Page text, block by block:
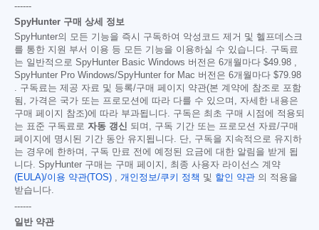
------
SpyHunter 구매 상세 정보
SpyHunter의 모든 기능을 즉시 구독하여 악성코드 제거 및 헬프데스크
를 통한 지원 부서 이용 등 모든 기능을 이용하실 수 있습니다. 구독료
는 일반적으로 SpyHunter Basic Windows 버전은 6개월마다 $49.98
SpyHunter Pro Windows/SpyHunter for Mac 버전은 6개월마다 $79.98
. 구독료는 제공 자료 및 등록/구매 페이지 약관(본 계약에 참조로 포함
됨, 가격은 국가 또는 프로모션에 따라 다를 수 있으며, 자세한 내용은
구매 페이지 참조)에 따라 부과됩니다. 구독은 최초 구매 시점에 적용되
는 표준 구독료로 자동 갱신
되며, 구독 기간 또는 프로모션 자료/구매
페이지에 명시된 기간 동안 유지됩니다. 단, 구독을 지속적으로 유지하
는 경우에 한하며, 구독 만료 전에 예정된 요금에 대한 알림을 받게 됩
니다. SpyHunter 구매는 구매 페이지, 최종 사용자 라이선스 계약
(EULA)/이용 약관(TOS)
개인정보/쿠키 정책 및 할인 약관 의 적용을
받습니다.
------
일반 약관